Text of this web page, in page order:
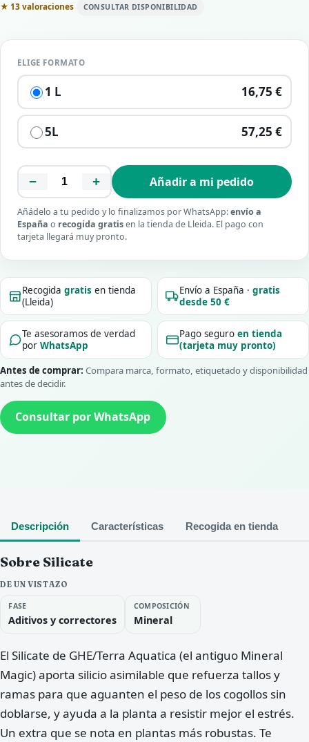
★ 13 valoraciones CONSULTAR DISPONIBILIDAD
ELIGE FORMATO
1 L 16,75 €
5L 57,25 €
− + Añadir a mi pedido
Añádelo a tu pedido y lo finalizamos por WhatsApp:envío a
España o recogida gratisen la tienda de Lleida. El pago con
tarjeta llegará muy pronto.
Recogidagratis en tienda
(Lleida)
Envío a España ·gratis
desde 50 €
Te asesoramos de verdad
porWhatsApp
Pago seguroen tienda
(tarjeta muy pronto)
Antes de comprar: Compara marca, formato, etiquetado y disponibilidad
antes de decidir.
Consultar por WhatsApp
Descripción Características Recogida en tienda
Sobre Silicate
DE UN VISTAZO
FASE
Aditivos y correctores
COMPOSICIÓN
Mineral
El Silicate de GHE/Terra Aquatica (el antiguo Mineral
Magic) aporta silicio asimilable que refuerza tallos y
ramas para que aguanten el peso de los cogollos sin
doblarse, y ayuda a la planta a resistir mejor el estrés.
Un extra que se nota en plantas más robustas. Te